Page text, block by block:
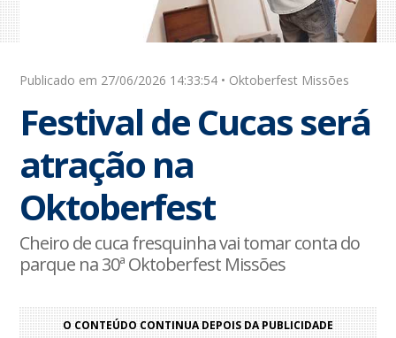
Publicado em 27/06/2026 14:33:54 • Oktoberfest Missões
Festival de Cucas será
atração na
Oktoberfest
Cheiro de cuca fresquinha vai tomar conta do
parque na 30ª Oktoberfest Missões
O CONTEÚDO CONTINUA DEPOIS DA PUBLICIDADE